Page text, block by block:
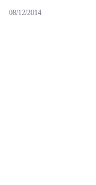
08/12/2014